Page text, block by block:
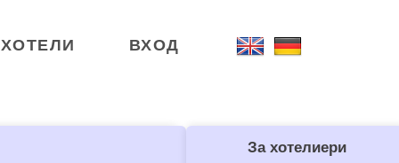
ХОТЕЛИ ВХОД
За хотелиери